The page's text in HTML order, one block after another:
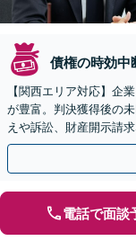
債権の時効中
【関西エリア対応】企
が豊富。判決獲得後の
えや訴訟、財産開示請
す【夜間面談可】
電話で面談